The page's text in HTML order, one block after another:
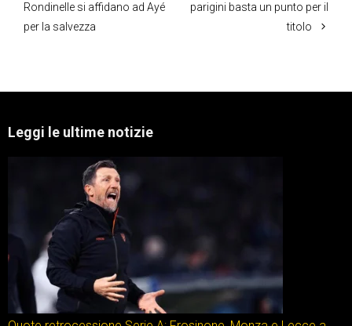
Rondinelle si affidano ad Ayé
per la salvezza
parigini basta un punto per il
titolo
Leggi le ultime notizie